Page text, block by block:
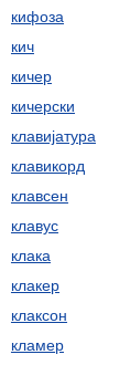
кифоза
кич
кичер
кичерски
клавијатура
клавикорд
клавсен
клавус
клака
клакер
клаксон
кламер